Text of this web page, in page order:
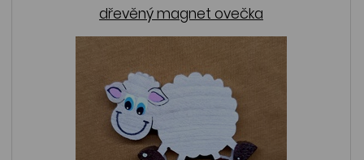
dřevěný magnet ovečka